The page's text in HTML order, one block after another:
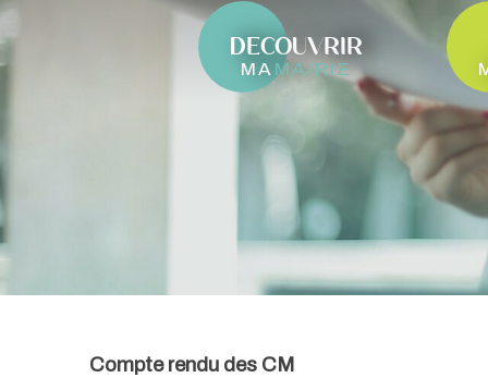
DECOUVRIR
mamairie
Compte rendu des CM